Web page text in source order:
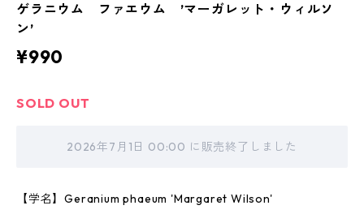
ゲラニウム ファエウム ’マーガレット・ウィルソ
ン’
¥990
SOLD OUT
2026年7月1日 00:00 に販売終了しました
【学名】Geranium phaeum 'Margaret Wilson'